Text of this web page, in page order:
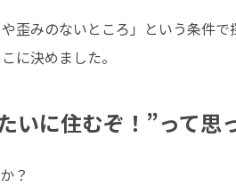
歪みのないところ」という条件
に決めました。
いに住むぞ！”って思
？